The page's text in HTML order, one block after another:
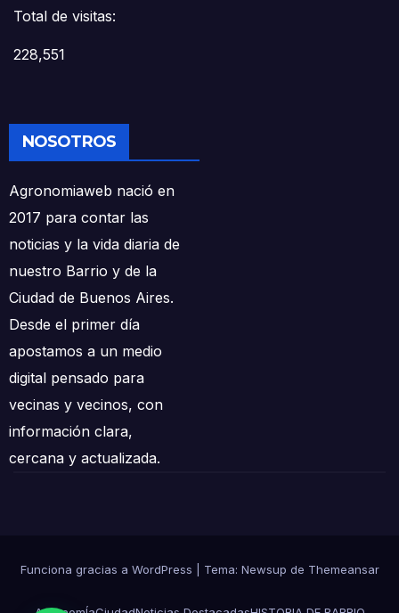
Total de visitas:
228,551
NOSOTROS
Agronomiaweb nació en
2017 para contar las
noticias y la vida diaria de
nuestro Barrio y de la
Ciudad de Buenos Aires.
Desde el primer día
apostamos a un medio
digital pensado para
vecinas y vecinos, con
información clara,
cercana y actualizada.
Funciona gracias a WordPress Tema: Newsup de Themeansar